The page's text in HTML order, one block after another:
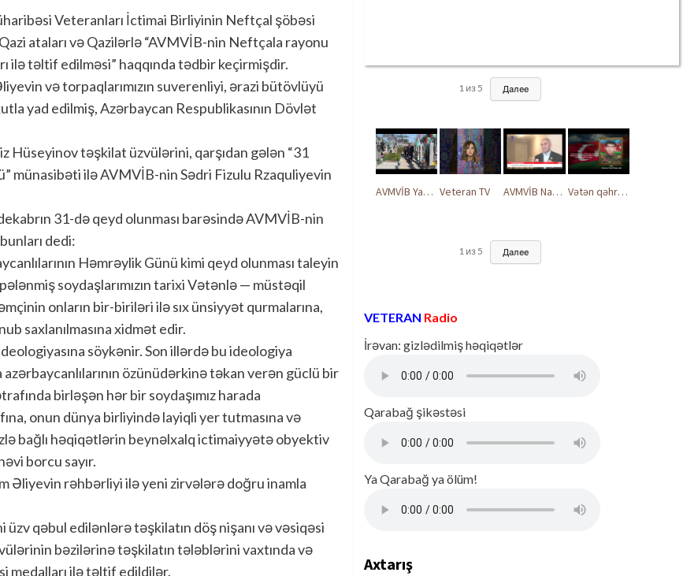
Veteranları İctimai Birliyinin Neftçal şöbəsi
ataları və Qazilərlə “AVMVİB-nin Neftçala rayonu
ilə təltif edilməsi” haqqında tədbir keçirmişdir.
və torpaqlarımızın suverenliyi, ərazi bütövlüyü
yad edilmiş, Azərbaycan Respublikasının Dövlət
təşkilat üzvülərini, qarşıdan gələn “31
münasibəti ilə AVMVİB-nin Sədri Fizulu Rzaquliyevin
31-də qeyd olunması barəsində AVMVİB-nin
dedi:
Həmrəylik Günü kimi qeyd olunması taleyin
soydaşlarımızın tarixi Vətənlə — müstəqil
onların bir-biriləri ilə sıx ünsiyyət qurmalarına,
saxlanılmasına xidmət edir.
söykənir. Son illərdə bu ideologiya
özünüdərkinə təkan verən güclü bir
birləşən hər bir soydaşımız harada
onun dünya birliyində layiqli yer tutmasına və
bağlı həqiqətlərin beynəlxalq ictimaiyyətə obyektiv
borcu sayır.
Əliyevin rəhbərliyi ilə yeni zirvələrə doğru inamla
qəbul edilənlərə təşkilatın döş nişanı və vəsiqəsi
bəzilərinə təşkilatın tələblərini vaxtında və
medalları ilə təltif edildilər.
1 из5 Далее
AVMVİB Yasamal rayon şöbəsinin kollektivi Şəhidlər Xiyabanında Veteran TV AVMVİB Naxçıvan MR təşkilatı şəhidlərimizin xatirəsinə həsr olunmuş tədbir keçirdi Vətən qəhrəmanları ilə ucalır
1 из 5 Далее
VETERAN Radio
İrəvan: gizlədilmiş həqiqətlər
Qarabağ şikəstəsi
Ya Qarabağ ya ölüm!
Axtarış